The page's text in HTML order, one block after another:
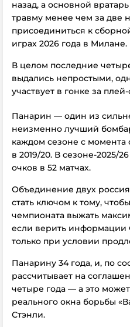
назад, а основной
травму менее чем за две
присоединиться к
играх 2026 года в Милане.
В целом последние
выдались непростыми,
участвует в гонке за
Панарин — один из
неизменно лучший
каждом сезоне с момента
в 2019/20. В сезоне-2025/
очков в 52 матчах.
Объединение двух
стать ключом к тому,
чемпионата выжать
если верить
только при условии
Панарину 34 года, и, по
рассчитывает на
четыре года — а это
реального окна борьбы
Стэнли.